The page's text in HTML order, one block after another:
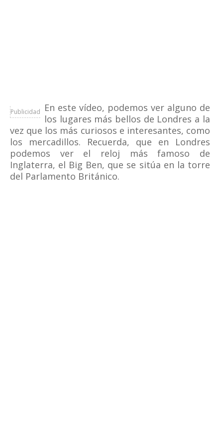
Publicidad
En este vídeo, podemos ver alguno de
los lugares más bellos de Londres a la
vez que los más curiosos e interesantes, como
los mercadillos. Recuerda, que en Londres
podemos ver el reloj más famoso de
Inglaterra, el Big Ben, que se sitúa en la torre
del Parlamento Británico.